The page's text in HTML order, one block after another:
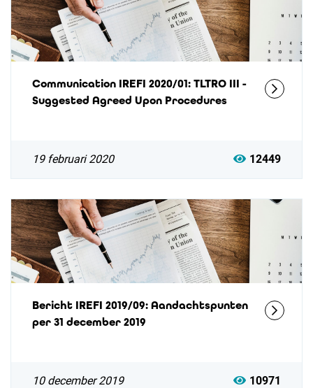
Communication IREFI 2020/01: TLTRO III -
Suggested Agreed Upon Procedures
19 februari 2020 12449
Bericht IREFI 2019/09: Aandachtspunten
per 31 december 2019
10 december 2019 10971